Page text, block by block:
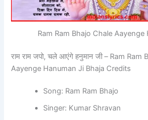
Ram Ram Bhajo Chale Aayenge
राम राम जपो, चले आएंगे हनुमान जी – Ram Ram
Aayenge Hanuman Ji Bhaja Credits
Song: Ram Ram Bhajo
Singer: Kumar Shravan